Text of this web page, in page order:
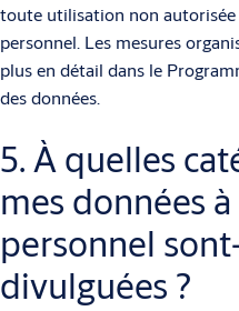
toute utilisation non autorisée
personnel. Les mesures
plus en détail dans le
des données.
5. À quelles
mes données
personnel
divulguées ?